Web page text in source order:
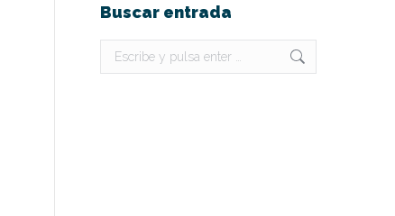
Buscar entrada
Buscar: